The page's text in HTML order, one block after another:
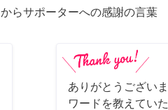
らサポーターへの感謝の言葉
ありがとうござい
ワードを教えてい